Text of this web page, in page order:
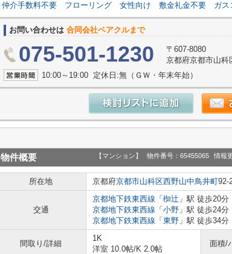
仲介手数料不要 フローリング 女性向け 敷金礼金不要 ガス
お問い合わせは 合同会社ベアクルまで
075-501-1230
〒607-8080
京都府京都市山科
10:00～19:00 定休日:無（ＧＷ・年末年始）
物件概要 【マンション】 物件番号：65455065 情報
所在地 京都府京都市山科区西野山中鳥井町92-
交通
京都地下鉄東西線 「 椥辻 」駅 徒歩20分
京都地下鉄東西線 「 小野 」駅 徒歩24分
京都地下鉄東西線 「 東野 」駅 徒歩34分
間取り/詳細
1K
洋室 10.0帖/K 2.0帖
面積/